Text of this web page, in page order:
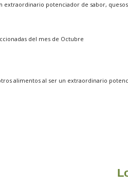
potenciador de sabor,
del mes de Octubre
con otros alimentos al ser un